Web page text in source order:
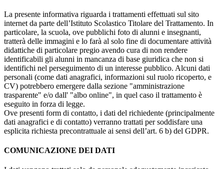
La presente informativa riguarda i trattamenti effettuati sul sito
internet da parte dell’Istituto Scolastico Titolare del Trattamento. In
particolare, la scuola, ove pubblichi foto di alunni e insegnanti,
tratterà delle immagini e lo farà al solo fine di documentare attività
didattiche di particolare pregio avendo cura di non rendere
identificabili gli alunni in mancanza di base giuridica che non si
identifichi nel perseguimento di un interesse pubblico. Alcuni dati
personali (come dati anagrafici, informazioni sul ruolo ricoperto, e
CV) potrebbero emergere dalla sezione "amministrazione
trasparente" e/o dall' "albo online", in quel caso il trattamento è
eseguito in forza di legge.
Ove presenti form di contatto, i dati del richiedente (principalmente
dati anagrafici e di contatto) verranno trattati per soddisfare una
esplicita richiesta precontrattuale ai sensi dell’art. 6 b) del GDPR.
COMUNICAZIONE DEI DATI